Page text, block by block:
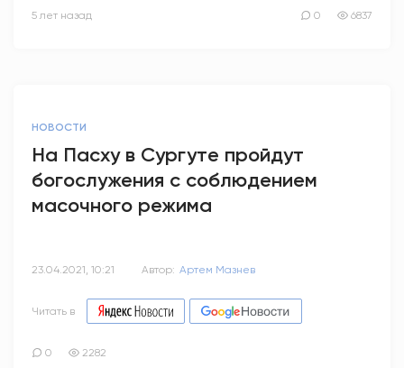
5 лет назад 0 6837
НОВОСТИ
На Пасху в Сургуте пройдут
богослужения с соблюдением
масочного режима
23.04.2021, 10:21 Автор: Артем Мазнев
Читать в
0 2282